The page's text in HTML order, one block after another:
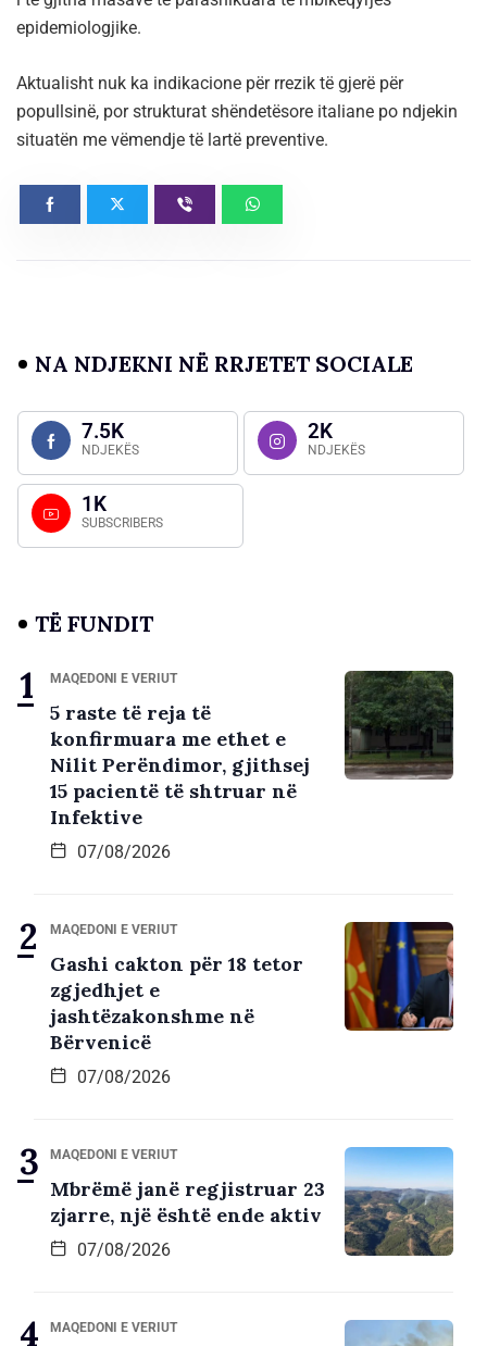
epidemiologjike.
Aktualisht nuk ka indikacione për rrezik të gjerë për
popullsinë, por strukturat shëndetësore italiane po ndjekin
situatën me vëmendje të lartë preventive.
NA NDJEKNI NË RRJETET SOCIALE
7.5K
NDJEKËS
2K
NDJEKËS
1K
SUBSCRIBERS
TË FUNDIT
MAQEDONI E VERIUT
5 raste të reja të
konfirmuara me ethet e
Nilit Perëndimor, gjithsej
15 pacientë të shtruar në
Infektive
07/08/2026
MAQEDONI E VERIUT
Gashi cakton për 18 tetor
zgjedhjet e
jashtëzakonshme në
Bërvenicë
07/08/2026
MAQEDONI E VERIUT
Mbrëmë janë regjistruar 23
zjarre, një është ende aktiv
07/08/2026
MAQEDONI E VERIUT